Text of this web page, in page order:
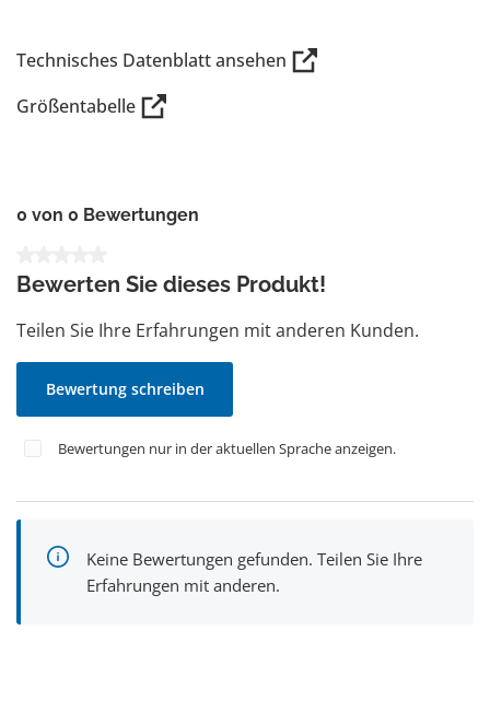
Technisches Datenblatt ansehen
Größentabelle
0 von 0 Bewertungen
Bewerten Sie dieses Produkt!
Teilen Sie Ihre Erfahrungen mit anderen Kunden.
Bewertung schreiben
Bewertungen nur in der aktuellen Sprache anzeigen.
Keine Bewertungen gefunden. Teilen Sie Ihre
Erfahrungen mit anderen.